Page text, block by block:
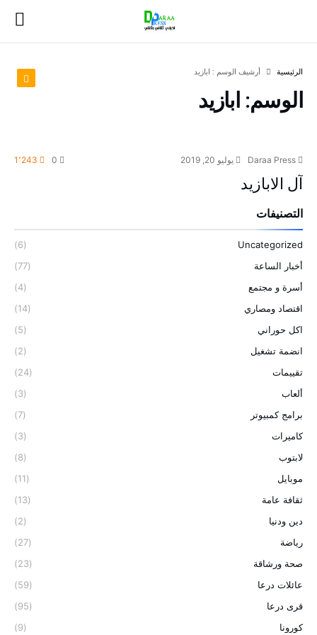
‫الرئيسية‬ ‫أرشيف الوسم :‬ ابازيد
الوسم: ابازيد
يوليو 20, 2019 1٬243
آل الابازيد
التصنيفات
Uncategorized
(6)
أخبار الساعة
(77)
أسرة و مجتمع
(4)
اقتصاد ومصاري
(14)
اكل حوراني
(5)
انضمة تشغيل
(2)
تقييمات
(24)
ألعاب
(3)
برامج كمبيوتر
(7)
كاميرات
(3)
لابتوب
(8)
موبايل
(11)
ثقافة عامة
(13)
دين ودنيا
(2)
رياضة
(27)
صحة ورشاقة
(23)
عائلات درعا
(59)
قرى درعا
(95)
كورونا
(9)